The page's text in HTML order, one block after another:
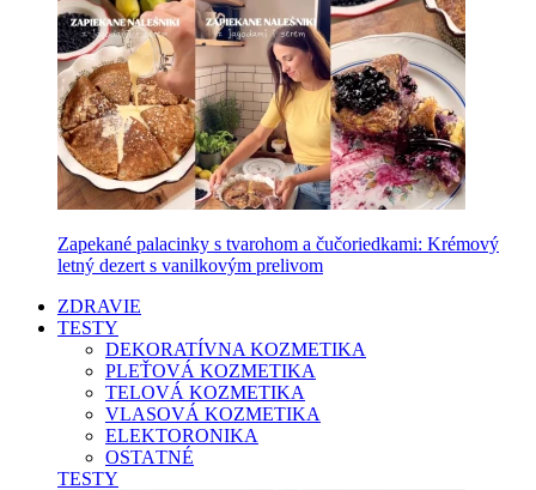
Zapekané palacinky s tvarohom a čučoriedkami: Krémový
letný dezert s vanilkovým prelivom
ZDRAVIE
TESTY
DEKORATÍVNA KOZMETIKA
PLEŤOVÁ KOZMETIKA
TELOVÁ KOZMETIKA
VLASOVÁ KOZMETIKA
ELEKTORONIKA
OSTATNÉ
TESTY